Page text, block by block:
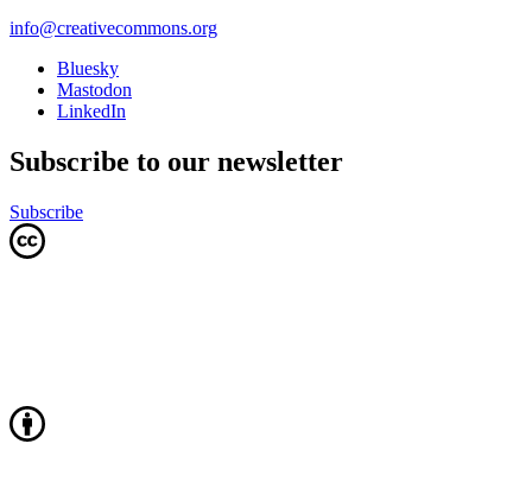
info@creativecommons.org
Bluesky
Mastodon
LinkedIn
Subscribe to our newsletter
Subscribe